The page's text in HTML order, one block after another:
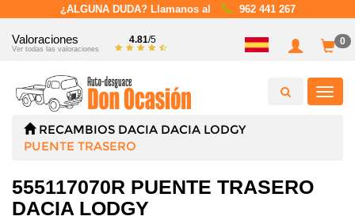
¿ALGUNA DUDA? Llamanos al 962 441 267
Valoraciones
Ver todas las valoraciones
4.81/5 0
RECAMBIOS DACIA DACIA LODGY
PUENTE TRASERO
555117070R PUENTE TRASERO
DACIA LODGY